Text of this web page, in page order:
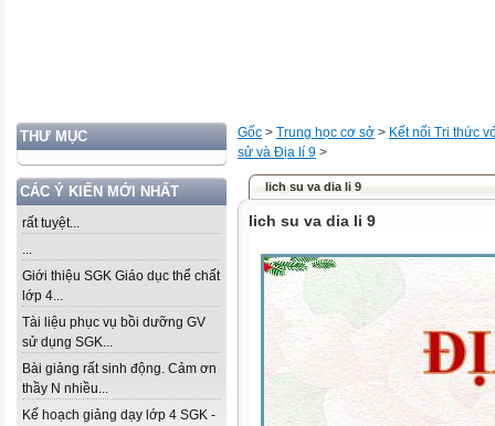
THƯ MỤC
CÁC Ý KIẾN MỚI NHẤT
rất tuyệt...
...
Giới thiệu SGK Giáo dục thể chất
lớp 4...
Tài liệu phục vụ bồi dưỡng GV
sử dụng SGK...
Bài giảng rất sinh động. Cảm ơn
thầy N nhiều...
Kế hoạch giảng dạy lớp 4 SGK -
Gốc > Trung học cơ sở > Kết nối Tri thức
sử và Địa lí 9 >
lich su va dia li 9
lich su va dia li 9